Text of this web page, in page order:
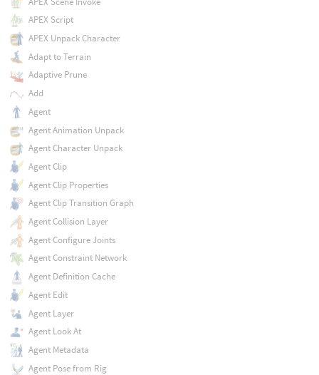
APEX Script
APEX Unpack Character
Adapt to Terrain
Adaptive Prune
Add
Agent
Agent Animation Unpack
Agent Character Unpack
Agent Clip
Agent Clip Properties
Agent Clip Transition Graph
Agent Collision Layer
Agent Configure Joints
Agent Constraint Network
Agent Definition Cache
Agent Edit
Agent Layer
Agent Look At
Agent Metadata
Agent Pose from Rig